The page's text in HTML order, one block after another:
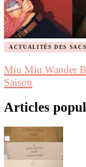
ACTUALITÉS DES
Miu Miu Wander
Saison
Articles